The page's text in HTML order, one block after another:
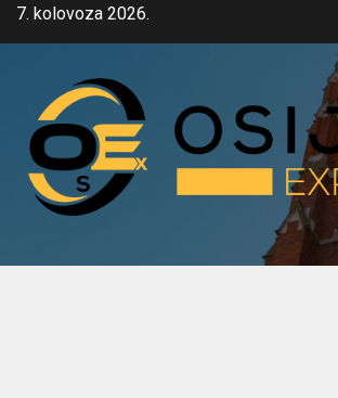
Skip7. kolovoza 2026.